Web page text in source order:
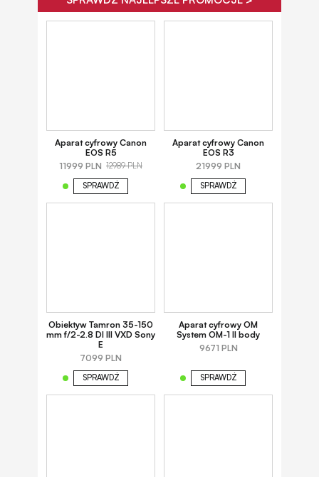
Aparat cyfrowy Canon
EOS R5
11999 PLN 12989 PLN
SPRAWDŹ
Aparat cyfrowy Canon
EOS R3
21999 PLN
SPRAWDŹ
Obiektyw Tamron 35-150
mm f/2-2.8 DI III VXD Sony
E
7099 PLN
SPRAWDŹ
Aparat cyfrowy OM
System OM-1 II body
9671 PLN
SPRAWDŹ